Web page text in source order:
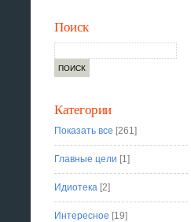
Поиск
Категории
Показать все [261]
Главные цели [1]
Идиотека [2]
Интересное [19]